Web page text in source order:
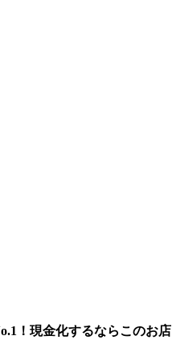
！現金化するならこのお店